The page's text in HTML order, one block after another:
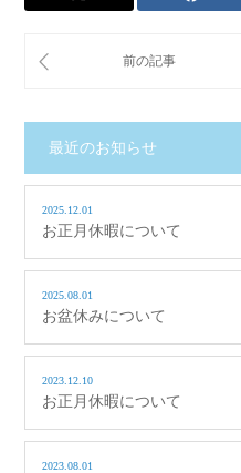
最近のお知らせ
2025.12.01
お正月休暇について
2025.08.01
お盆休みについて
2023.12.10
お正月休暇について
2023.08.01